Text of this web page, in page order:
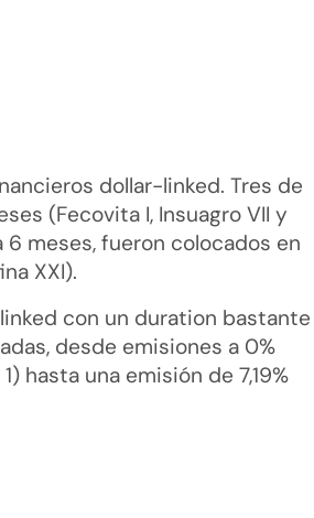
dollar-linked. Tres de
(Fecovita I, Insuagro VII y
meses, fueron colocados en
XXI).
con un duration bastante
desde emisiones a 0%
hasta una emisión de 7,19%